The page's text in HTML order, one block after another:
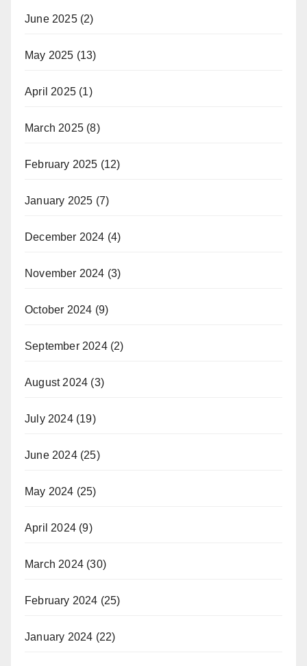
June 2025(2)
May 2025 (13)
April 2025 (1)
March 2025 (8)
February 2025 (12)
January 2025 (7)
December 2024 (4)
November 2024 (3)
October 2024 (9)
September 2024(2)
August 2024 (3)
July 2024(19)
June 2024(25)
May 2024 (25)
April 2024 (9)
March 2024 (30)
February 2024 (25)
January 2024 (22)